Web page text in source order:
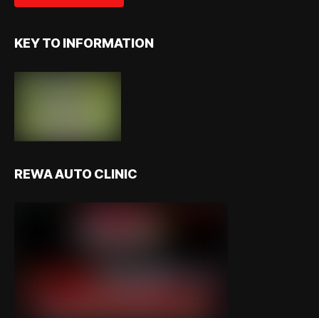
KEY TO INFORMATION
REWA AUTO CLINIC